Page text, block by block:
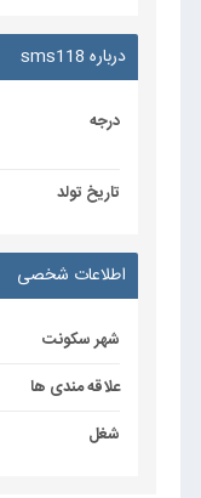
درباره sms118
درجه
تاریخ تولد
اطلاعات شخصی
شهر سکونت
علاقه مندی ها
شغل